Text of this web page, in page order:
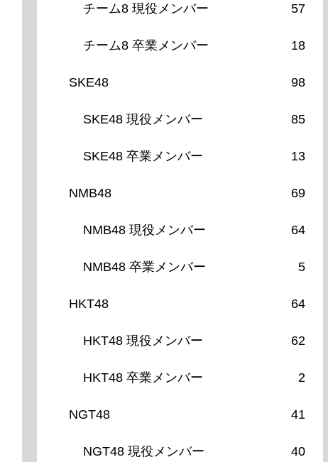
チーム8 現役メンバー 57
チーム8 卒業メンバー 18
SKE48 98
SKE48 現役メンバー 85
SKE48 卒業メンバー 13
NMB48 69
NMB48 現役メンバー 64
NMB48 卒業メンバー 5
HKT48 64
HKT48 現役メンバー 62
HKT48 卒業メンバー 2
NGT48 41
NGT48 現役メンバー 40